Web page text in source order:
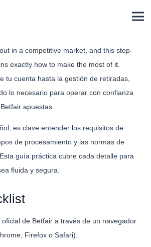
in a competitive market, and this step-
exactly how to make the most of it.
tu cuenta hasta la gestión de retiradas,
lo necesario para operar con confianza
apuestas.
es clave entender los requisitos de
de procesamiento y las normas de
guía práctica cubre cada detalle para
fluida y segura.
oficial de Betfair a través de un navegador
Firefox o Safari).